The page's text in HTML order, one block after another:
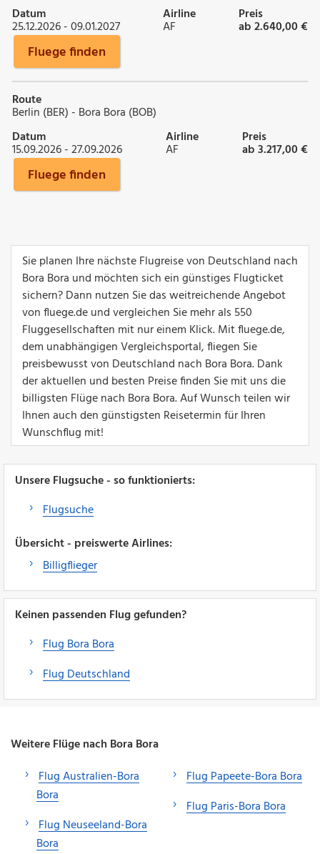
Datum
25.12.2026 - 09.01.2027
Airline
AF
Preis
ab 2.640,00 €
Fluege finden
Route
Berlin (BER) - Bora Bora (BOB)
Datum
15.09.2026 - 27.09.2026
Airline
AF
Preis
ab 3.217,00 €
Fluege finden
Sie planen Ihre nächste Flugreise von Deutschland nach
Bora Bora und möchten sich ein günstiges Flugticket
sichern? Dann nutzen Sie das weitreichende Angebot
von fluege.de und vergleichen Sie mehr als 550
Fluggesellschaften mit nur einem Klick. Mit fluege.de,
dem unabhängigen Vergleichsportal, fliegen Sie
preisbewusst von Deutschland nach Bora Bora. Dank
der aktuellen und besten Preise finden Sie mit uns die
billigsten Flüge nach Bora Bora. Auf Wunsch teilen wir
Ihnen auch den günstigsten Reisetermin für Ihren
Wunschflug mit!
Unsere Flugsuche - so funktionierts:
Flugsuche
Übersicht - preiswerte Airlines:
Billigflieger
Keinen passenden Flug gefunden?
Flug Bora Bora
Flug Deutschland
Weitere Flüge nach Bora Bora
Flug Australien-Bora
Bora
Flug Neuseeland-Bora
Bora
Flug Papeete-Bora Bora
Flug Paris-Bora Bora